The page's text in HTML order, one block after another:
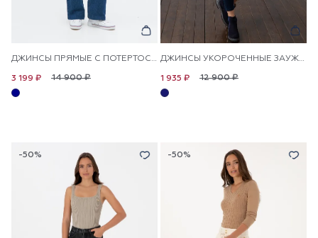
ДЖИНСЫ ПРЯМЫЕ С ПОТЕРТОСТЯМИ
14 900 ₽
3 199 ₽
ДЖИНСЫ УКОРОЧЕННЫЕ ЗАУЖЕННЫЕ
12 900 ₽
1 935 ₽
-50% -50%